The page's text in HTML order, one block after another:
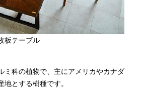
板テーブル
ミ科の植物で、主にアメリカやカナダ
とする樹種です。